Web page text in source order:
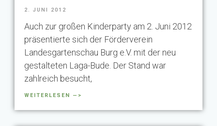
2. JUNI 2012
Auch zur großen Kinderparty am 2. Juni 2012
präsentierte sich der Förderverein
Landesgartenschau Burg e.V. mit der neu
gestalteten Laga-Bude. Der Stand war
zahlreich besucht,
WEITERLESEN —>